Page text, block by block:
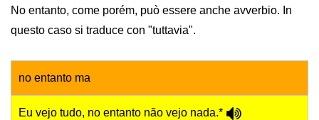
No entanto, come porém, può essere anche avverbio. In
questo caso si traduce con "tuttavia".
no entanto ma
Eu vejo tudo, no entanto não vejo nada.*